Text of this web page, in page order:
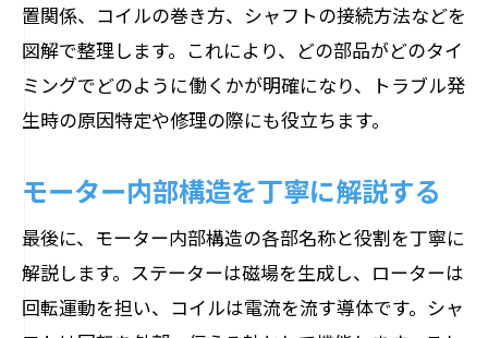
置関係、コイルの巻き方、シャフトの接続方法などを
図解で整理します。これにより、どの部品がどのタイ
ミングでどのように働くかが明確になり、トラブル発
生時の原因特定や修理の際にも役立ちます。
モーター内部構造を丁寧に解説する
最後に、モーター内部構造の各部名称と役割を丁寧に
解説します。ステーターは磁場を生成し、ローターは
回転運動を担い、コイルは電流を流す導体です。シャ